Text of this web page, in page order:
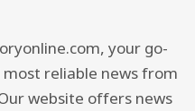
your go-
reliable news from
website offers news